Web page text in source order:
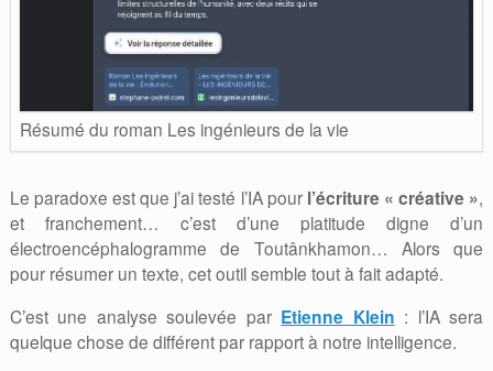
Résumé du roman Les ingénieurs de la vie
Le paradoxe est que j’ai testé l’IA pour l’écriture « créative »,
et franchement… c’est d’une platitude digne d’un
électroencéphalogramme de Toutânkhamon… Alors que
pour résumer un texte, cet outil semble tout à fait adapté.
C’est une analyse soulevée par Etienne Klein : l’IA sera
quelque chose de différent par rapport à notre intelligence.